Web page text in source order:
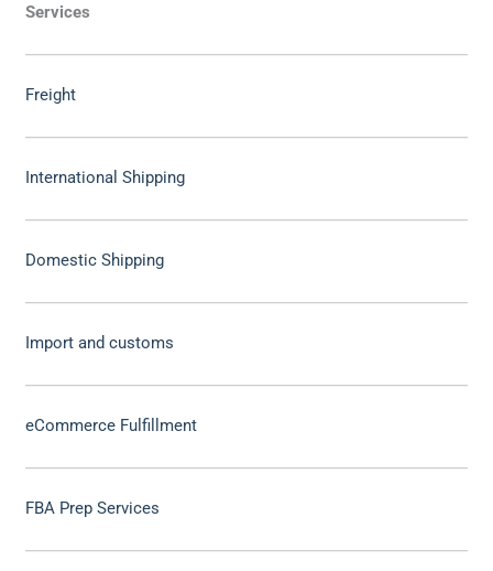
Services
Freight
International Shipping
Domestic Shipping
Import and customs
eCommerce Fulfillment
FBA Prep Services